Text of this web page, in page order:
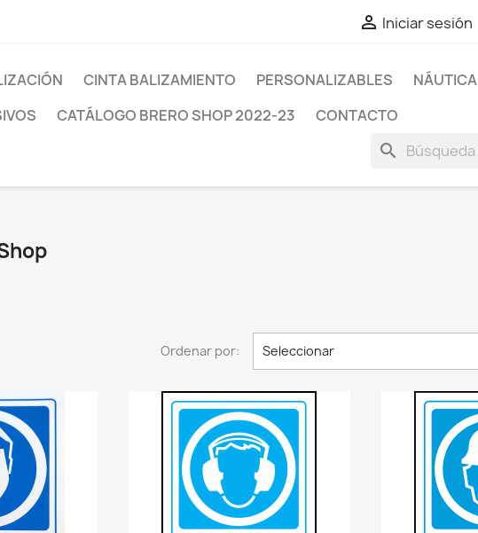
 Iniciar sesión
CINTA BALIZAMIENTO PERSONALIZABLES
NÁUTICA
CATÁLOGO BRERO SHOP 2022-23 CONTACTO
search
Ordenar por: Seleccionar